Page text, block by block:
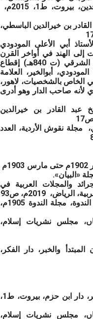
تحقيق محمد سعيد الطريحي، دار الرافدين، بيروت، ط1، 2015م،
أبي الأعلى المودودي
إلى الهند في أواخر القرن
الثامن الهجري، ومنح السلطان إبراهيم الشرقي (ت 840هـ) إقطاع
أبوالخير، العلامة
الخاص بالشخصيات، لاهور،
لأنه صاحب الدار وهو أدرى
عبد القادر بن خيرالدين
مجلة نقوش الأردية، العدد
([8]) راجع أعداد مجلة «البيان» من أكتوبر 1902م حتى مارس 1903م
«البيان».
والمجلات العربية في
2019م، ص93
مجلة الندوة 1905م،
مجلس نشريات إسلام،
والخبر، دار الفكر،
([17]) الحسني، عبد الحي، نزهة الخواطر، دار ابن حزم، بيروت، ط1،
مجلس نشريات إسلام،